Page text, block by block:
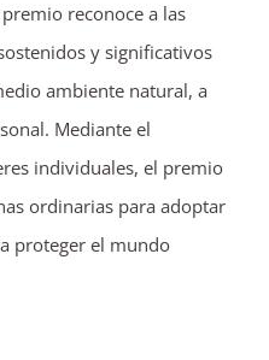
reconoce a las
y significativos
ambiente natural, a
Mediante el
individuales, el premio
ordinarias para adoptar
proteger el mundo